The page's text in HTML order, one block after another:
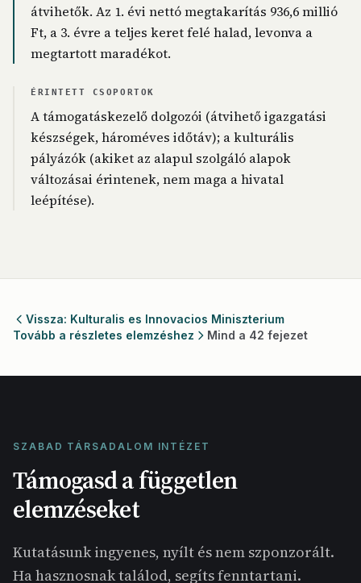
átvihetők. Az 1. évi nettó megtakarítás 936,6 millió
Ft, a 3. évre a teljes keret felé halad, levonva a
megtartott maradékot.
ÉRINTETT CSOPORTOK
A támogatáskezelő dolgozói (átvihető igazgatási
készségek, hároméves időtáv); a kulturális
pályázók (akiket az alapul szolgáló alapok
változásai érintenek, nem maga a hivatal
leépítése).
Vissza: Kulturalis es Innovacios Miniszterium
Tovább a részletes elemzéshez
Mind a 42 fejezet
SZABAD TÁRSADALOM INTÉZET
Támogasd a független
elemzéseket
Kutatásunk ingyenes, nyílt és nem szponzorált.
Ha hasznosnak találod, segíts fenntartani.